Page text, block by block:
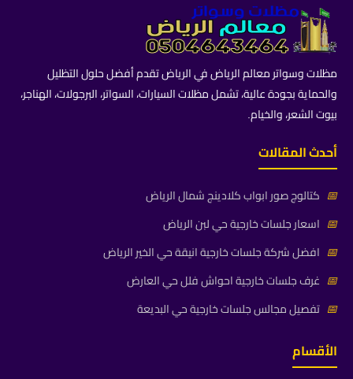
مظلات وسواتر معالم الرياض في الرياض تقدم أفضل حلول التظليل
والحماية بجودة عالية، تشمل مظلات السيارات، السواتر، البرجولات، الهناجر،
بيوت الشعر، والخيام.
أحدث المقالات
📅 كتالوج صور ابواب كلادينج شمال الرياض
📅 اسعار جلسات خارجية حي لبن الرياض
📅 افضل شركة جلسات خارجية انيقة حي الخير الرياض
📅 غرف جلسات خارجية احواش فلل حي العارض
📅 تفصيل مجالس جلسات خارجية حي البديعة
الأقسام